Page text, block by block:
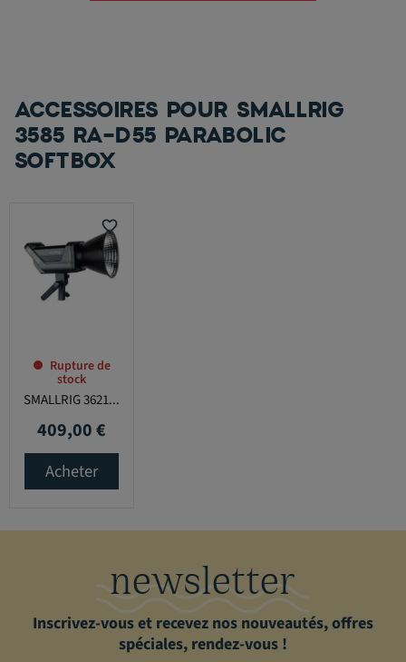
ACCESSOIRES POUR SMALLRIG
3585 RA-D55 PARABOLIC
SOFTBOX
favorite_border
Rupture de
stock
SMALLRIG 3621...
Prix
409,00 €
Acheter
newsletter
Inscrivez-vous et recevez nos nouveautés, offres
spéciales, rendez-vous !